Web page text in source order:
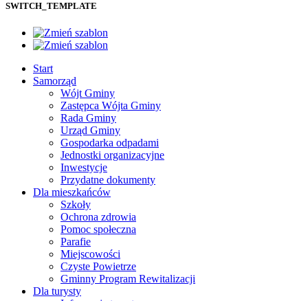
SWITCH_TEMPLATE
Start
Samorząd
Wójt Gminy
Zastępca Wójta Gminy
Rada Gminy
Urząd Gminy
Gospodarka odpadami
Jednostki organizacyjne
Inwestycje
Przydatne dokumenty
Dla mieszkańców
Szkoły
Ochrona zdrowia
Pomoc społeczna
Parafie
Miejscowości
Czyste Powietrze
Gminny Program Rewitalizacji
Dla turysty